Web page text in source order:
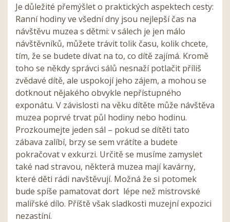
Je důležité přemýšlet o praktických aspektech cesty:
Ranní hodiny ve všední dny jsou nejlepší čas na
návštěvu muzea s dětmi: v sálech je jen málo
návštěvníků, můžete trávit tolik času, kolik chcete,
tím, že se budete dívat na to, co dítě zajímá. Kromě
toho se někdy správci sálů nesnaží potlačit příliš
zvědavé dítě, ale uspokojí jeho zájem, a mohou se
dotknout nějakého obvykle nepřístupného
exponátu. V závislosti na věku dítěte může návštěva
muzea poprvé trvat půl hodiny nebo hodinu.
Prozkoumejte jeden sál – pokud se dítěti tato
zábava zalíbí, brzy se sem vrátíte a budete
pokračovat v exkurzi. Určitě se musíme zamyslet
také nad stravou, některá muzea mají kavárny,
které děti rádi navštěvují. Možná že si potomek
bude spíše pamatovat dort lépe než mistrovské
malířské dílo. Příště však sladkosti muzejní expozici
nezastíní.